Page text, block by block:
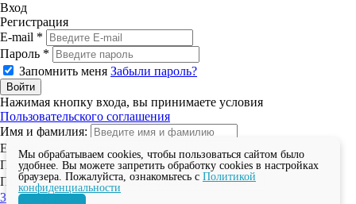
Вход
Регистрация
E-mail *
Пароль *
Запомнить меня Забыли пароль?
Нажимая кнопку входа, вы принимаете условия
Пользовательского соглашения
Имя и фамилия:
E-mail:
Пароль:
Подтвердите пароль:
Забыли пароль?
Мы обрабатываем cookies, чтобы пользоваться сайтом было
удобнее. Вы можете запретить обработку cookies в настройках
браузера. Пожалуйста, ознакомьтесь с Политикой
конфиденциальности